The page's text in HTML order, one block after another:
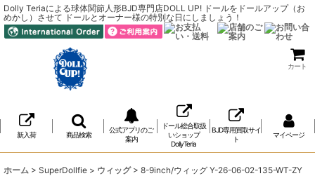
Dolly Teriaによる球体関節人形BJD専門店DOLL UP! ドールをドールアップ（お
めかし）させて ドールとオーナー様の特別な日にしましょう！
カート
新入荷 商品検索
公式アプリのご
案内
ドール総合取扱
いショップ
DollyTeria
BJD専用買取サイ
ト
マイページ
ホーム > SuperDollfie > ウィッグ > 8-9inch/ウィッグ Y-26-06-02-135-WT-ZY